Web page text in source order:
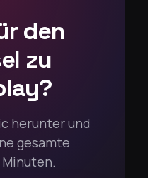
den
zu
herunter und
gesamte